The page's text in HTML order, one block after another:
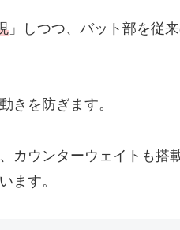
」しつつ、バット部を従
きを防ぎます。
カウンターウェイトも搭
ます。